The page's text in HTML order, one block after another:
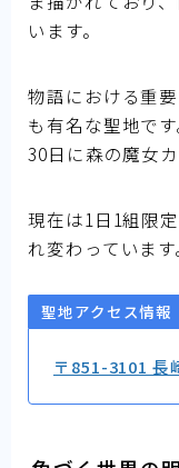
います。
物語における重
も有名な聖地で
30日に森の魔女
現在は1日1組限
れ変わっています
聖地アクセス情報
〒851-3101 長